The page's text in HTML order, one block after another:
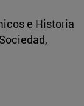
e Historia